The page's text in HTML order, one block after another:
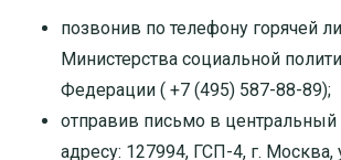
позвонив по телефону горячей
Министерства социальной
Федерации ( +7 (495) 587-88-89);
отправив письмо в центральный
адресу: 127994, ГСП-4, г. Москва,